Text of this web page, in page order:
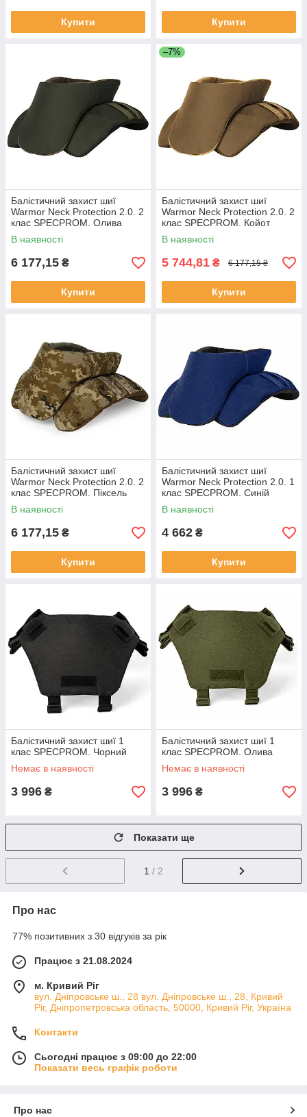
Купити Купити
Балістичний захист шиї
Warmor Neck Protection 2.0. 2
клас SPECPROM. Олива
В наявності
6 177,15 ₴
Купити
–7%
Балістичний захист шиї
Warmor Neck Protection 2.0. 2
клас SPECPROM. Койот
В наявності
5 744,81 ₴ 6 177,15 ₴
Купити
Балістичний захист шиї
Warmor Neck Protection 2.0. 2
клас SPECPROM. Піксель
В наявності
6 177,15 ₴
Купити
Балістичний захист шиї
Warmor Neck Protection 2.0. 1
клас SPECPROM. Синій
В наявності
4 662 ₴
Купити
Балістичний захист шиї 1
клас SPECPROM. Чорний
Немає в наявності
3 996 ₴
Балістичний захист шиї 1
клас SPECPROM. Олива
Немає в наявності
3 996 ₴
Показати ще
1 / 2
Про нас
77% позитивних з 30 відгуків за рік
Працює з 21.08.2024
м. Кривий Ріг
вул. Дніпровське ш., 28 вул. Дніпровське ш., 28, Кривий
Ріг, Дніпропетровська область, 50000, Кривий Ріг, Україна
Контакти
Сьогодні працює з 09:00 до 22:00
Показати весь графік роботи
Про нас